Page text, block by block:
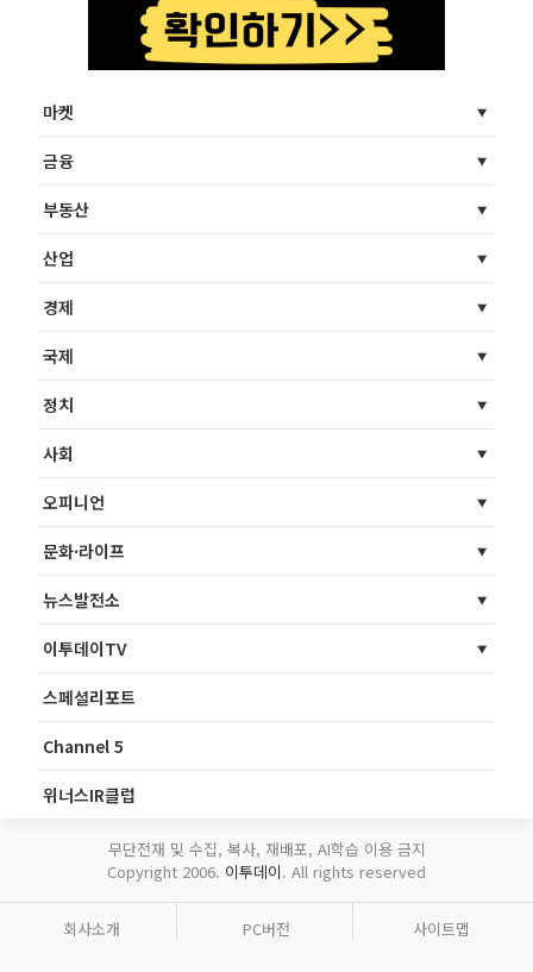
마켓
금융
부동산
산업
경제
국제
정치
사회
오피니언
문화·라이프
뉴스발전소
이투데이TV
스페셜리포트
Channel 5
위너스IR클럽
무단전재 및 수집, 복사, 재배포, AI학습 이용 금지
Copyright 2006. 이투데이. All rights reserved
회사소개 PC버전 사이트맵